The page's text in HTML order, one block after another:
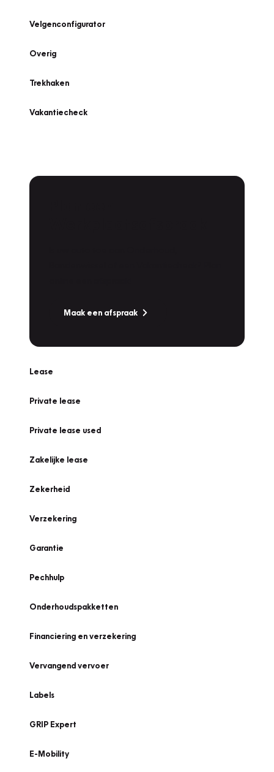
Velgenconfigurator
Overig
Trekhaken
Vakantiecheck
Maak een afspraak
Lease
Private lease
Private lease used
Zakelijke lease
Zekerheid
Verzekering
Garantie
Pechhulp
Onderhoudspakketten
Financiering en verzekering
Vervangend vervoer
Labels
GRIP Expert
E-Mobility